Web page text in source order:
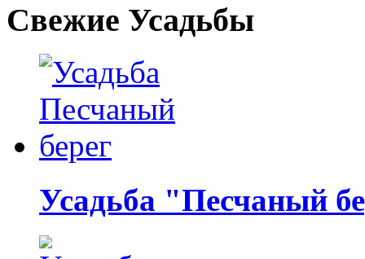
Свежие Усадьбы
Усадьба "Песчаный